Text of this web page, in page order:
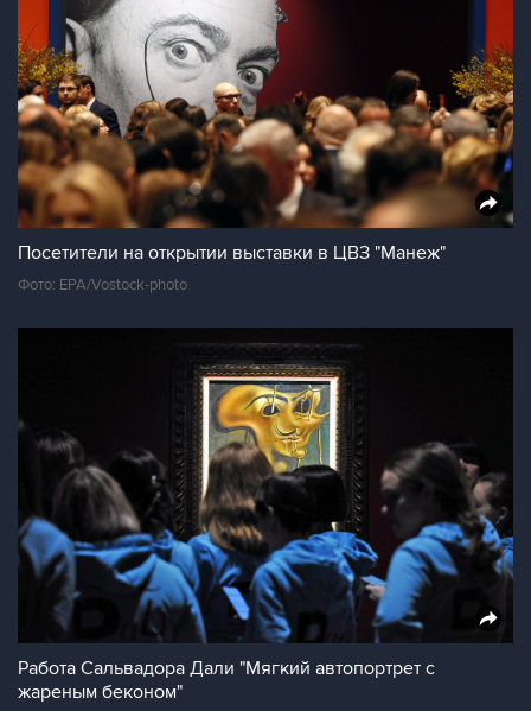
Посетители на открытии выставки в ЦВЗ "Манеж"
Фото: EPA/Vostock-photo
Работа Сальвадора Дали "Мягкий автопортрет с
жареным беконом"